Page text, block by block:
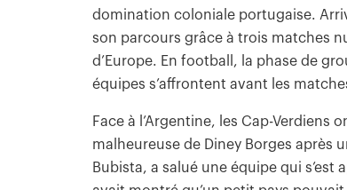
domination coloniale portugaise.
son parcours grâce à trois matches
d’Europe. En football, la phase de
équipes s’affrontent avant les
Face à l’Argentine, les Cap-
malheureuse de Diney Borges après
Bubista, a salué une équipe qui